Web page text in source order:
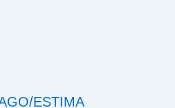
ESTIMA